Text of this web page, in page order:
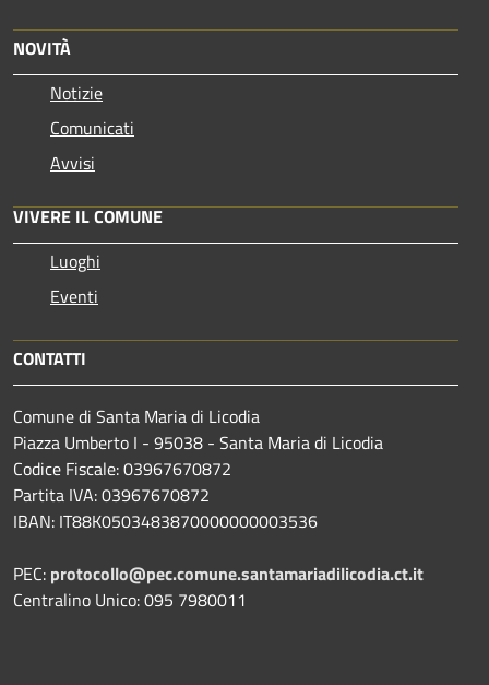
NOVITÀ
Notizie
Comunicati
Avvisi
VIVERE IL COMUNE
Luoghi
Eventi
CONTATTI
Comune di Santa Maria di Licodia
Piazza Umberto I - 95038 - Santa Maria di Licodia
Codice Fiscale: 03967670872
Partita IVA: 03967670872
IBAN: IT88K0503483870000000003536
PEC: protocollo@pec.comune.santamariadilicodia.ct.it
Centralino Unico: 095 7980011